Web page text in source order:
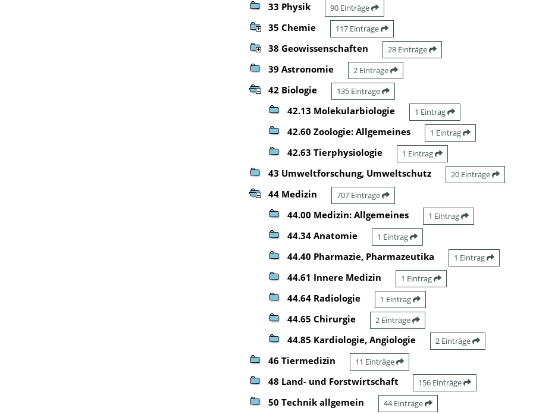
33 Physik 90 Einträge
35 Chemie 117 Einträge
38 Geowissenschaften 28 Einträge
39 Astronomie 2 Einträge
42 Biologie 135 Einträge
42.13 Molekularbiologie 1 Eintrag
42.60 Zoologie: Allgemeines 1 Eintrag
42.63 Tierphysiologie 1 Eintrag
43 Umweltforschung, Umweltschutz 20 Einträge
44 Medizin 707 Einträge
44.00 Medizin: Allgemeines 1 Eintrag
44.34 Anatomie 1 Eintrag
44.40 Pharmazie, Pharmazeutika 1 Eintrag
44.61 Innere Medizin 1 Eintrag
44.64 Radiologie 1 Eintrag
44.65 Chirurgie 2 Einträge
44.85 Kardiologie, Angiologie 2 Einträge
46 Tiermedizin 11 Einträge
48 Land- und Forstwirtschaft 156 Einträge
50 Technik allgemein 44 Einträge